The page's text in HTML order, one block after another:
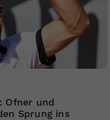
Ofner und
Sprung ins